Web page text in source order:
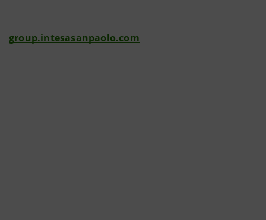
group.intesasanpaolo.com